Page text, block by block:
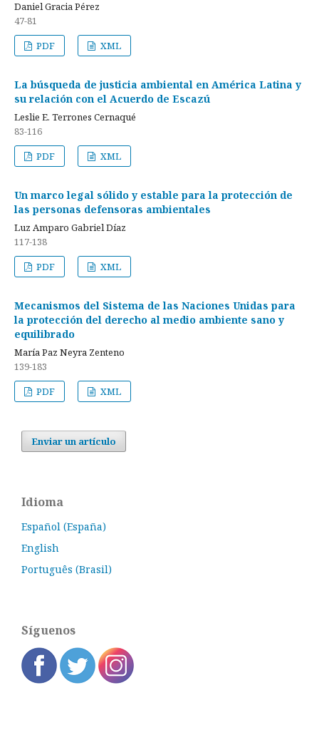
Daniel Gracia Pérez
47-81
PDF
XML
La búsqueda de justicia ambiental en América Latina y
su relación con el Acuerdo de Escazú
Leslie E. Terrones Cernaqué
83-116
PDF
XML
Un marco legal sólido y estable para la protección de
las personas defensoras ambientales
Luz Amparo Gabriel Díaz
117-138
PDF
XML
Mecanismos del Sistema de las Naciones Unidas para
la protección del derecho al medio ambiente sano y
equilibrado
María Paz Neyra Zenteno
139-183
PDF
XML
Enviar un artículo
Idioma
Español (España)
English
Português (Brasil)
Síguenos